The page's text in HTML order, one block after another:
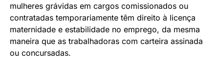
mulheres grávidas em cargos comissionados ou
contratadas temporariamente têm direito à licença
maternidade e estabilidade no emprego, da mesma
maneira que as trabalhadoras com carteira assinada
ou concursadas.